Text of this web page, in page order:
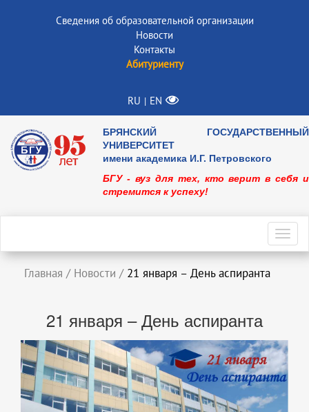
Сведения об образовательной организации
Новости
Контакты
Абитуриенту
RU | EN
БРЯНСКИЙ ГОСУДАРСТВЕННЫЙ
УНИВЕРСИТЕТ
имени академика И.Г. Петровского
БГУ - вуз для тех, кто верит в себя и
стремится к успеху!
Главная / Новости / 21 января – День аспиранта
21 января – День аспиранта